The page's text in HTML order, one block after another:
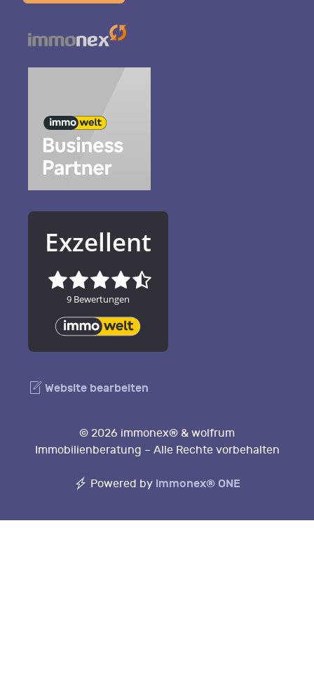
Website bearbeiten
© 2026 immonex® & wolfrum
Immobilienberatung – Alle Rechte vorbehalten
Powered by immonex® ONE